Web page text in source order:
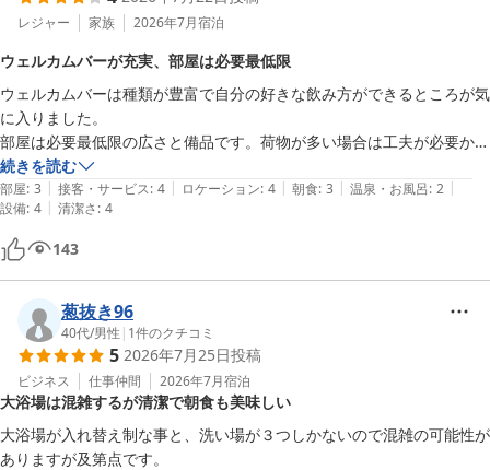
レジャー 家族 2026年7月宿泊
ウェルカムバーが充実、部屋は必要最低限
ウェルカムバーは種類が豊富で自分の好きな飲み方ができるところが気
に入りました。
部屋は必要最低限の広さと備品です。荷物が多い場合は工夫が必要かも
しれません。
続きを読む
部屋: 3 | 接客・サービス: 4 | ロケーション: 4 | 朝食: 3 | 温泉・お風呂: 2 |
設備: 4 | 清潔さ: 4
143
葱抜き96
40代/男性 | 1件のクチコミ
5 2026年7月25日投稿
ビジネス 仕事仲間 2026年7月宿泊
大浴場は混雑するが清潔で朝食も美味しい
大浴場が入れ替え制な事と、洗い場が３つしかないので混雑の可能性が
ありますが及第点です。